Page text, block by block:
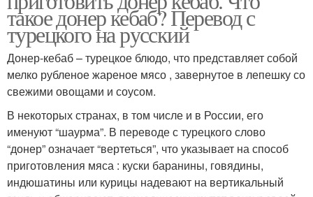
такое донер кебаб? Перевод с
турецкого на русский
Донер-кебаб – турецкое блюдо, что представляет собой
мелко рубленое жареное мясо , завернутое в лепешку со
свежими овощами и соусом.
В некоторых странах, в том числе и в России, его
именуют “шаурма”. В переводе с турецкого слово
“донер” означает “вертеться”, что указывает на способ
приготовления мяса : куски баранины, говядины,
индюшатины или курицы надевают на вертикальный